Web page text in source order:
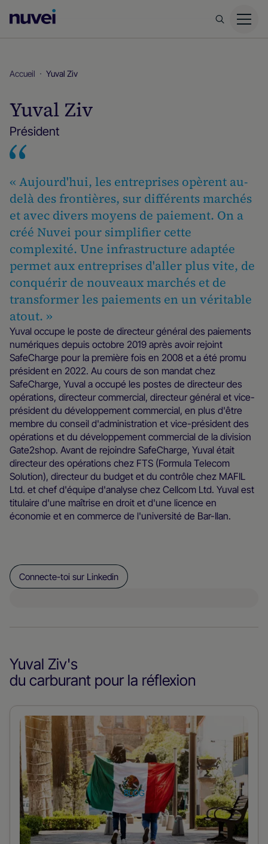
d’accueil
Accueil Yuval Ziv
Yuval Ziv
Président
« Aujourd'hui, les entreprises opèrent au-
delà des frontières, sur différents marchés
et avec divers moyens de paiement. On a
créé Nuvei pour simplifier cette
complexité. Une infrastructure adaptée
permet aux entreprises d'aller plus vite, de
conquérir de nouveaux marchés et de
transformer les paiements en un véritable
atout. »
Yuval occupe le poste de directeur général des paiements
numériques depuis octobre 2019 après avoir rejoint
SafeCharge pour la première fois en 2008 et a été promu
président en 2022. Au cours de son mandat chez
SafeCharge, Yuval a occupé les postes de directeur des
opérations, directeur commercial, directeur général et vice-
président du développement commercial, en plus d'être
membre du conseil d'administration et vice-président des
opérations et du développement commercial de la division
Gate2shop. Avant de rejoindre SafeCharge, Yuval était
directeur des opérations chez FTS (Formula Telecom
Solution), directeur du budget et du contrôle chez MAFIL
Ltd. et chef d'équipe d'analyse chez Cellcom Ltd. Yuval est
titulaire d'une maîtrise en droit et d'une licence en
économie et en commerce de l'université de Bar-Ilan.
Connecte-toi sur Linkedin
Yuval Ziv's
du carburant pour la réflexion
En
savoir
plus
sur
le
poste
BLOG